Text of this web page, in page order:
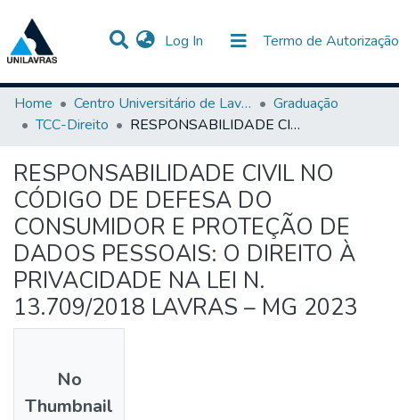
Log In (current) Termo de Autorização
Communities & Collections
Statistics
All of DSpace
Home
Centro Universitário de Lavras-UNILAVRAS
Graduação
TCC-Direito
RESPONSABILIDADE CIVIL NO CÓDIGO DE DEFESA DO CONSUMIDOR E PROTEÇÃO DE DADOS PESSOAIS: O DIREITO À PRIVACIDADE NA LEI N. 13.709/2018 LAVRAS – MG 2023
RESPONSABILIDADE CIVIL NO
CÓDIGO DE DEFESA DO
CONSUMIDOR E PROTEÇÃO DE
DADOS PESSOAIS: O DIREITO À
PRIVACIDADE NA LEI N.
13.709/2018 LAVRAS – MG 2023
No
Thumbnail